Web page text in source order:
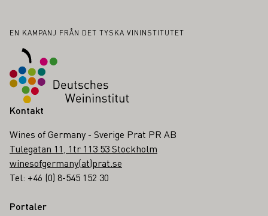
Sidfot
EN KAMPANJ FRÅN DET TYSKA VININSTITUTET
Kontakt
Wines of Germany - Sverige Prat PR AB
Tulegatan 11, 1tr 113 53 Stockholm
winesofgermany(at)prat.se
Tel: +46 (0) 8-545 152 30
Portaler